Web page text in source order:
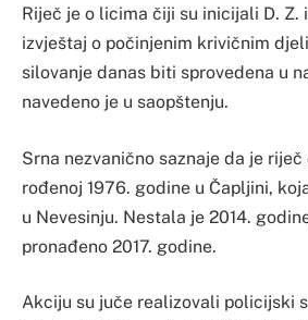
Riječ je o licima čiji su inicijali D. Z.
izvještaj o počinjenim krivičnim
silovanje danas biti sprovedena u
navedeno je u saopštenju.
Srna nezvanično saznaje da je
rođenoj 1976. godine u Čapljini,
u Nevesinju. Nestala je 2014.
pronađeno 2017. godine.
Akciju su juče realizovali policijski